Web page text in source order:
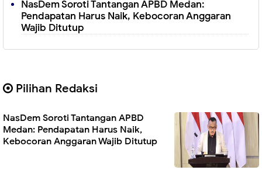
NasDem Soroti Tantangan APBD Medan:
Pendapatan Harus Naik, Kebocoran Anggaran
Wajib Ditutup
Pilihan Redaksi
NasDem Soroti Tantangan APBD
Medan: Pendapatan Harus Naik,
Kebocoran Anggaran Wajib Ditutup